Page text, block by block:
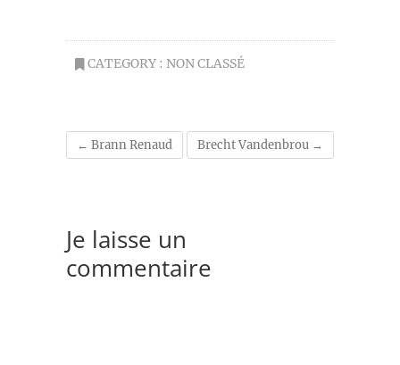
CATEGORY : NON CLASSÉ
← Brann Renaud Brecht Vandenbrou →
Je laisse un
commentaire